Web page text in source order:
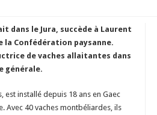
dans le Jura, succède à Laurent
la Confédération paysanne.
de vaches allaitantes dans
générale.
installé depuis 18 ans en Gaec
Avec 40 vaches montbéliardes, ils